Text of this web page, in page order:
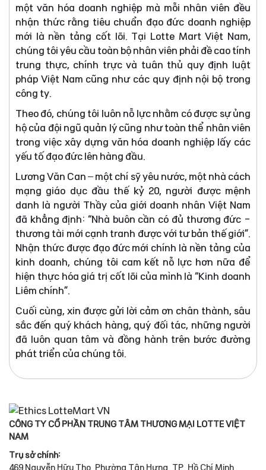
một văn hóa doanh nghiệp mà mỗi nhân viên đều
nhận thức rằng tiêu chuẩn đạo đức doanh nghiệp
mới là nền tảng cốt lõi. Tại Lotte Mart Việt Nam,
chúng tôi yêu cầu toàn bộ nhân viên phải đề cao tính
trung thực, chính trực và tuân thủ quy định luật
pháp Việt Nam cũng như các quy định nội bộ trong
công ty.
Theo đó, chúng tôi luôn nỗ lực nhằm có được sự ủng
hộ của đội ngũ quản lý cũng như toàn thể nhân viên
trong việc xây dựng văn hóa doanh nghiệp lấy các
yếu tố đạo đức lên hàng đầu.
Lương Văn Can – một chí sỹ yêu nước, một nhà cách
mạng giáo dục đầu thế kỷ 20, người được mệnh
danh là người Thầy của giới doanh nhân Việt Nam
đã khẳng định: “Nhà buôn cần có đủ thương đức -
thương tài mới cạnh tranh được với tư bản thế giới”.
Nhận thức được đạo đức mới chính là nền tảng của
kinh doanh, chúng tôi cam kết nỗ lực hơn nữa để
hiện thực hóa giá trị cốt lõi của mình là “Kinh doanh
Liêm chính”.
Cuối cùng, xin được gửi lời cảm ơn chân thành, sâu
sắc đến quý khách hàng, quý đối tác, những người
đã luôn quan tâm và đồng hành trên bước đường
phát triển của chúng tôi.
CÔNG TY CỔ PHẦN TRUNG TÂM THƯƠNG MẠI LOTTE VIỆT
NAM
Trụ sở chính:
469 Nguyễn Hữu Thọ, Phường Tân Hưng, TP. Hồ Chí Minh